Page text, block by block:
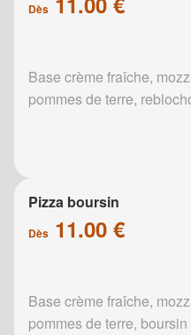
Dès
Base crème fraîche,
pommes de terre,
Pizza boursin
Dès 11.00 €
Base crème fraîche,
pommes de terre, boursin